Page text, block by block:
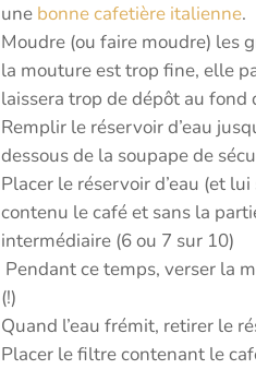
une bonne cafetière italienne.
Moudre (ou faire moudre) les
la mouture est trop fine, elle
laissera trop de dépôt au fond
Remplir le réservoir d’eau
dessous de la soupape de
Placer le réservoir d’eau (et
contenu le café et sans la
intermédiaire (6 ou 7 sur 10)
Pendant ce temps, verser la
(!)
Quand l’eau frémit, retirer le
Placer le filtre contenant le